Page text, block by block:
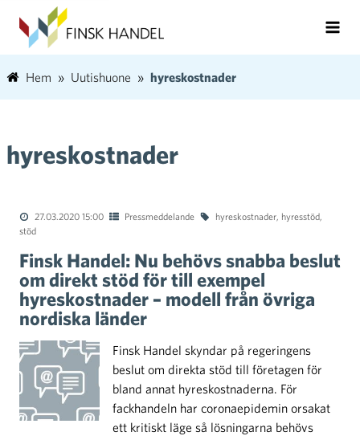
Hem Uutishuone hyreskostnader
hyreskostnader
27.03.2020 15:00 Pressmeddelande hyreskostnader, hyresstöd,
stöd
Finsk Handel: Nu behövs snabba beslut
om direkt stöd för till exempel
hyreskostnader – modell från övriga
nordiska länder
Finsk Handel skyndar på regeringens
beslut om direkta stöd till företagen för
bland annat hyreskostnaderna. För
fackhandeln har coronaepidemin orsakat
ett kritiskt läge så lösningarna behövs